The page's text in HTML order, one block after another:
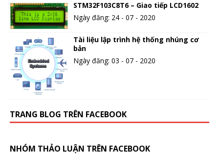
STM32F103C8T6 – Giao tiếp LCD1602
Ngày đăng: 24 - 07 - 2020
Tài liệu lập trình hệ thống nhúng cơ
bản
Ngày đăng: 03 - 07 - 2020
TRANG BLOG TRÊN FACEBOOK
NHÓM THẢO LUẬN TRÊN FACEBOOK